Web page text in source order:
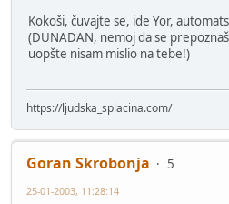
Kokoši, čuvajte se, ide Yor,
(DUNADAN, nemoj da se
uopšte nisam mislio na tebe!)
https://ljudska_splacina.com/
Goran Skrobonja
5
25-01-2003, 11:28:14